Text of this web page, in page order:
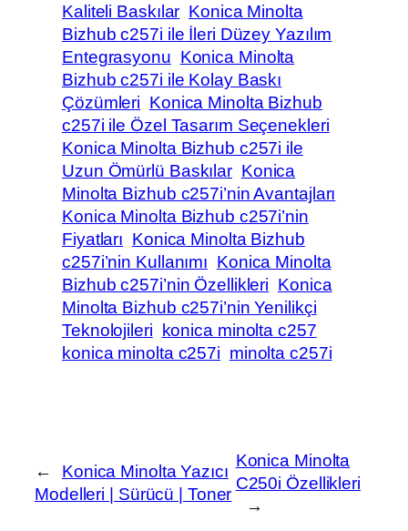
Kaliteli Baskılar Konica Minolta
Bizhub c257i ile İleri Düzey Yazılım
Entegrasyonu Konica Minolta
Bizhub c257i ile Kolay Baskı
Çözümleri Konica Minolta Bizhub
c257i ile Özel Tasarım Seçenekleri
Konica Minolta Bizhub c257i ile
Uzun Ömürlü Baskılar Konica
Minolta Bizhub c257i’nin Avantajları
Konica Minolta Bizhub c257i’nin
Fiyatları Konica Minolta Bizhub
c257i’nin Kullanımı Konica Minolta
Bizhub c257i’nin Özellikleri Konica
Minolta Bizhub c257i’nin Yenilikçi
Teknolojileri
konica minolta c257
konica minolta c257i minolta c257i
←
Konica Minolta Yazıcı
Modelleri | Sürücü | Toner
Konica Minolta
C250i Özellikleri
→